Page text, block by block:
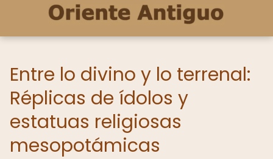
Entre lo divino y lo terrenal:
Réplicas de ídolos y
estatuas religiosas
mesopotámicas